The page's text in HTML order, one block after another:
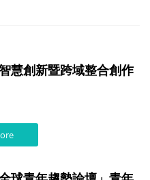
慧創新暨跨域整合創作